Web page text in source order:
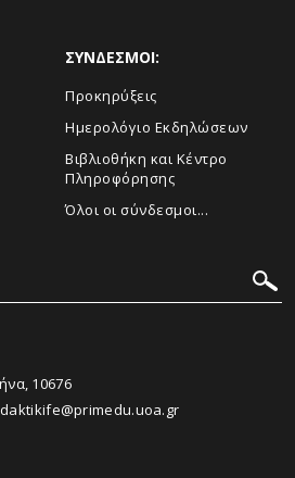
ΣΥΝΔΕΣΜΟΙ:
Προκηρύξεις
Ημερολόγιο Εκδηλώσεων
Βιβλιοθήκη και Κέντρο
Πληροφόρησης
Όλοι οι σύνδεσμοι...
10676